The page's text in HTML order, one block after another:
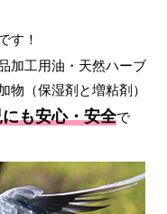
す！
加工用油・天然ハーブ
物（保湿剤と増粘剤）
も安心・安全で